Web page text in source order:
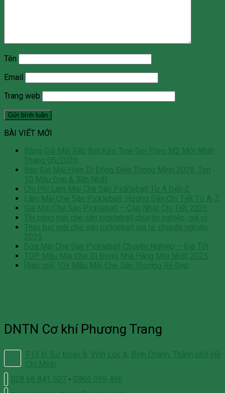
Tên
Email
Trang web
BÀI VIẾT MỚI
Bảng Giá Mái Xếp Bạt Kéo Trọn Gói Theo M2 Mới Nhất
Tháng 05/2026
Báo Giá Mái Hiên Di Động Điện Thông Minh 2026: Top
10 Mẫu Đẹp & Bền Nhất
Chi Phí Làm Mái Che Sân Pickleball Từ A Đến Z
Làm Mái Che Sân Pickleball: Hướng Dẫn Chi Tiết Từ A-Z
Giá Mái Che Sân Pickleball – Cập Nhật Chi Tiết 2025
Thi công mái che sân pickleball chuyên nghiệp, giá rẻ
Thay bạt mái che sân pickleball giá rẻ, chuyên nghiệp
2025
Sửa Mái Che Sân Pickleball Chuyên Nghiệp – Giá Tốt
TOP Mẫu Mái Che Di Động Nhà Hàng Mới Nhất 2025
[Báo giá] 10+ Mẫu Mái Che Sân Thượng Rẻ Đẹp
DNTN Cơ khí Phương Trang
F13 Đ. Sư Đoàn 9, Vĩnh Lộc A, Bình Chánh, Thành phố Hồ
Chí Minh
028 66 841 507 - 0966 059 466